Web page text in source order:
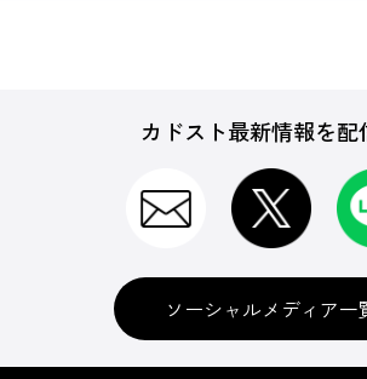
カドスト最新情報を配
ソーシャルメディア一